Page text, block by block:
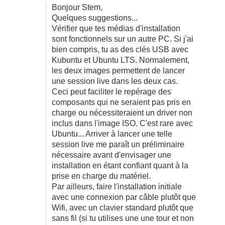
Bonjour Stem,
Quelques suggestions...
Vérifier que tes médias d'installation
sont fonctionnels sur un autre PC. Si j'ai
bien compris, tu as des clés USB avec
Kubuntu et Ubuntu LTS. Normalement,
les deux images permettent de lancer
une session live dans les deux cas.
Ceci peut faciliter le repérage des
composants qui ne seraient pas pris en
charge ou nécessiteraient un driver non
inclus dans l'image ISO. C'est rare avec
Ubuntu... Arriver à lancer une telle
session live me paraît un préliminaire
nécessaire avant d'envisager une
installation en étant confiant quant à la
prise en charge du matériel.
Par ailleurs, faire l'installation initiale
avec une connexion par câble plutôt que
Wifi, avec un clavier standard plutôt que
sans fil (si tu utilises une une tour et non